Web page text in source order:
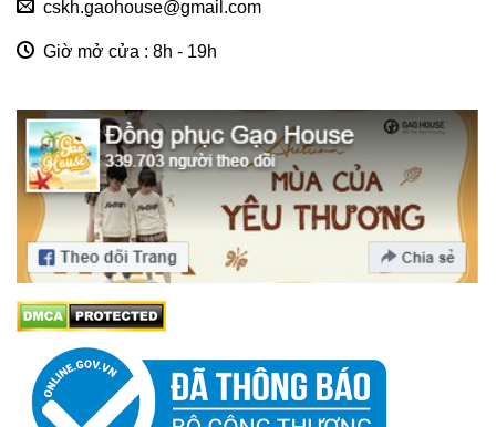
cskh.gaohouse@gmail.com
Giờ mở cửa : 8h - 19h